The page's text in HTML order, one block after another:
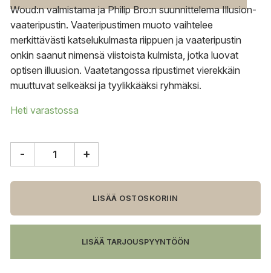
Woud:n valmistama ja Philip Bro:n suunnittelema Illusion-
vaateripustin. Vaateripustimen muoto vaihtelee
merkittävästi katselukulmasta riippuen ja vaateripustin
onkin saanut nimensä viistoista kulmista, jotka luovat
optisen illuusion. Vaatetangossa ripustimet vierekkäin
muuttuvat selkeäksi ja tyylikkääksi ryhmäksi.
Heti varastossa
vaateripustin,
kpl
määrä
- +
LISÄÄ OSTOSKORIIN
LISÄÄ TARJOUSPYYNTÖÖN